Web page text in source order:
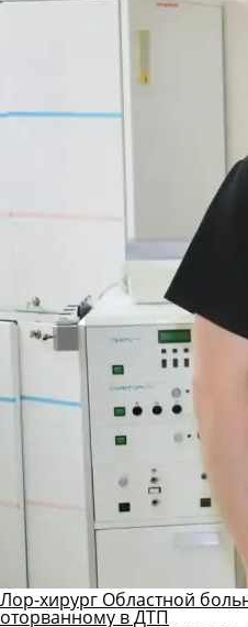
Лор-хирург Областной
оторванному в ДТП